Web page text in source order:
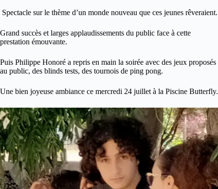
Spectacle sur le thème d’un monde nouveau que ces jeunes rêveraient.
Grand succès et larges applaudissements du public face à cette
prestation émouvante.
Puis Philippe Honoré a repris en main la soirée avec des jeux proposés
au public, des blinds tests, des tournois de ping pong.
Une bien joyeuse ambiance ce mercredi 24 juillet à la Piscine Butterfly.